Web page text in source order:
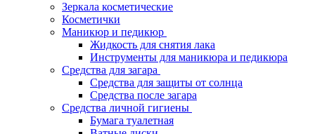
Зеркала косметические
Косметички
Маникюр и педикюр
Жидкость для снятия лака
Инструменты для маникюра и педикюра
Средства для загара
Средства для защиты от солнца
Средства после загара
Средства личной гигиены
Бумага туалетная